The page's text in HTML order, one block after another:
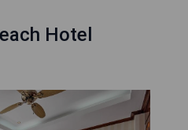
Hotel